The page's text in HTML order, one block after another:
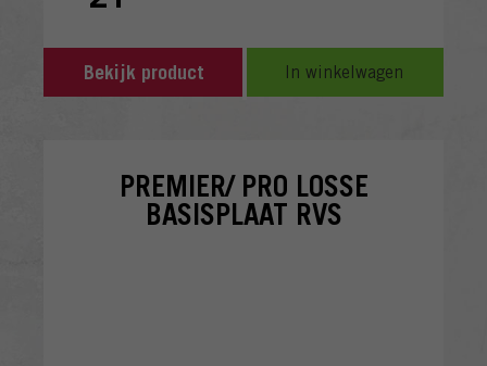
Bekijk product In winkelwagen
PREMIER/ PRO LOSSE
BASISPLAAT RVS